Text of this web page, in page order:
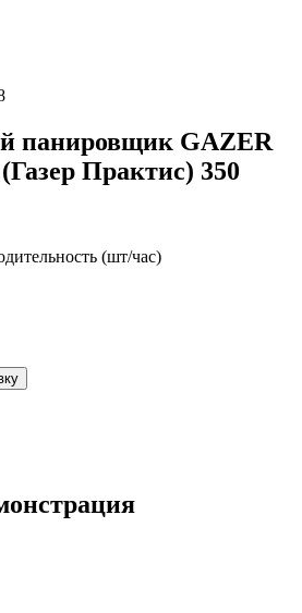
панировщик GAZER
Практис) 350
(шт/час)